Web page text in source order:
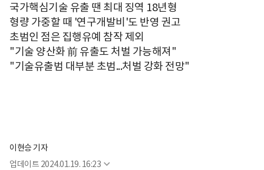
국가핵심기술 유출 땐 최대 징역 18년형
형량 가중할 때 '연구개발비'도 반영 권고
초범인 점은 집행유예 참작 제외
"기술 양산화 前 유출도 처벌 가능해져"
"기술유출범 대부분 초범...처벌 강화 전망"
이현승 기자
업데이트 2024.01.19. 16:23